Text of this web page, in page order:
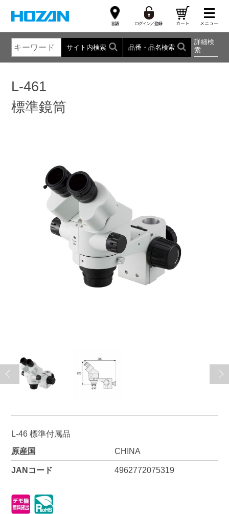
サイト内検索 品番・品名検索
詳細検
索
L-461
標準鏡筒
L-46 標準付属品
原産国
CHINA
JANコード 4962772075319